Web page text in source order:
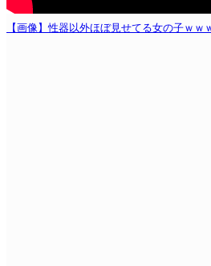
【画像】性器以外ほぼ見せてる女の子ｗｗ